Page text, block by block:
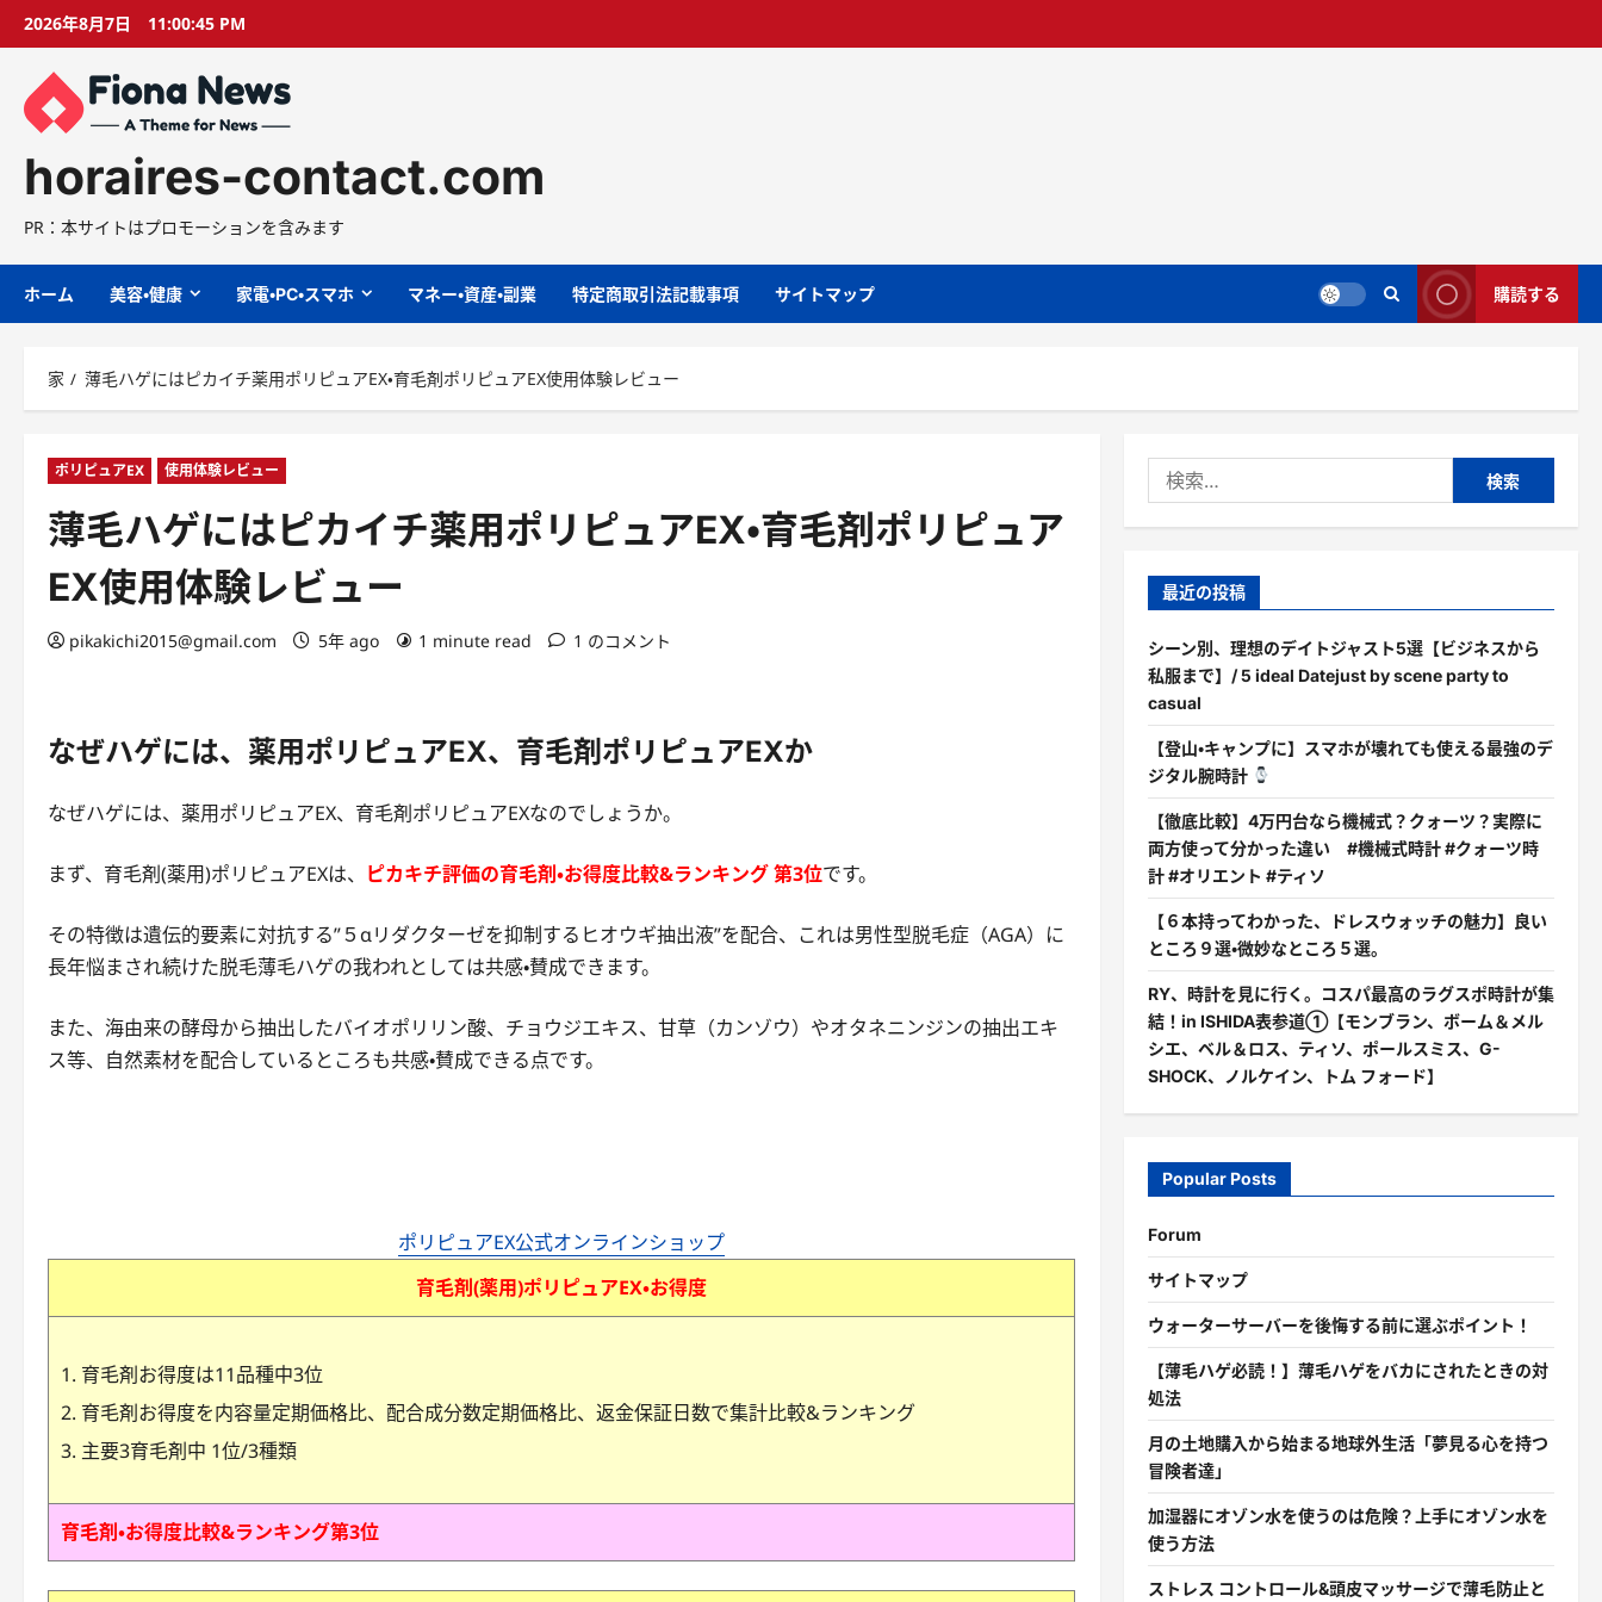
プ
2026年8月7日 11:00:46 PM
horaires-contact.com
PR：本サイトはプロモーションを含みます
ホーム 美容・健康 家電・PC・スマホ マネー・資産・副業 特定商取引法記載事項 サイトマップ 購読する
家 薄毛ハゲにはピカイチ薬用ポリピュアEX・育毛剤ポリピュアEX使用体験レビュー
ポリピュアEX 使用体験レビュー
薄毛ハゲにはピカイチ薬用ポリピュアEX・育毛剤ポリピュア
EX使用体験レビュー
pikakichi2015@gmail.com 5年 ago 1 minute read 1 のコメント
なぜハゲには、薬用ポリピュアEX、育毛剤ポリピュアEXか
なぜハゲには、薬用ポリピュアEX、育毛剤ポリピュアEXなのでしょうか。
まず、育毛剤(薬用)ポリピュアEXは、 ピカキチ評価の育毛剤・お得度比較&ランキング 第3位です。
その特徴は遺伝的要素に対抗する”５αリダクターゼを抑制するヒオウギ抽出液”を配合、これは男性型脱毛症（AGA）に
長年悩まされ続けた脱毛薄毛ハゲの我われとしては共感・賛成できます。
また、海由来の酵母から抽出したバイオポリリン酸、チョウジエキス、甘草（カンゾウ）やオタネニンジンの抽出エキ
ス等、自然素材を配合しているところも共感・賛成できる点です。
ポリピュアEX公式オンラインショップ
育毛剤(薬用)ポリピュアEX・お得度
育毛剤お得度は11品種中3位
育毛剤お得度を内容量定期価格比、配合成分数定期価格比、返金保証日数で集計比較&ランキング
主要3育毛剤中 1位/3種類
育毛剤・お得度比較&ランキング第3位
索:
最近の投稿
シーン別、理想のデイトジャスト5選【ビジネスから
私服まで】/ 5 ideal Datejust by scene party to
casual
【登山・キャンプに】スマホが壊れても使える最強のデ
ジタル腕時計
【徹底比較】4万円台なら機械式？クォーツ？実際に
両方使って分かった違い #機械式時計 #クォーツ時
計 #オリエント #ティソ
【６本持ってわかった、ドレスウォッチの魅力】良い
ところ９選・微妙なところ５選。
RY、時計を見に行く。コスパ最高のラグスポ時計が集
結！in ISHIDA表参道①【モンブラン、ボーム＆メル
シエ、ベル＆ロス、ティソ、ポールスミス、G-
SHOCK、ノルケイン、トム フォード】
Popular Posts
Forum
サイトマップ
ウォーターサーバーを後悔する前に選ぶポイント！
【薄毛ハゲ必読！】薄毛ハゲをバカにされたときの対
処法
月の土地購入から始まる地球外生活「夢見る心を持つ
冒険者達」
加湿器にオゾン水を使うのは危険？上手にオゾン水を
使う方法
ストレス コントロール&頭皮マッサージで薄毛防止と